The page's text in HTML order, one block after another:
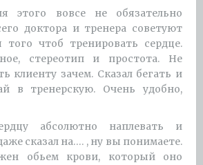
этого вовсе не обязательно
доктора и тренера советуют
того чтоб тренировать сердце.
стереотип и простота. Не
клиенту зачем. Сказал бегать и
в тренерскую. Очень удобно,
абсолютно наплевать и
сказал на…. , ну вы понимаете.
обьем крови, который оно